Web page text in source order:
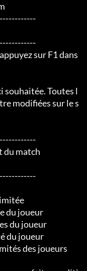
sur F1 dans
souhaitée. Toutes l
modifiées sur le s
du match